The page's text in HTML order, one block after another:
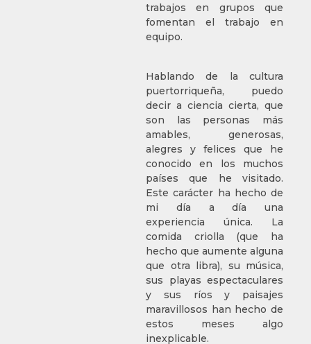
trabajos en grupos que
fomentan el trabajo en
equipo.
Hablando de la cultura
puertorriqueña, puedo
decir a ciencia cierta, que
son las personas más
amables, generosas,
alegres y felices que he
conocido en los muchos
países que he visitado.
Este carácter ha hecho de
mi día a día una
experiencia única. La
comida criolla (que ha
hecho que aumente alguna
que otra libra), su música,
sus playas espectaculares
y sus ríos y paisajes
maravillosos han hecho de
estos meses algo
inexplicable.